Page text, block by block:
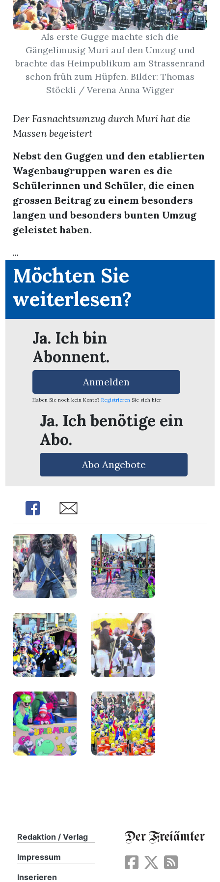
App
Als erste Gugge machte sich die
Gängelimusig Muri auf den Umzug und
brachte das Heimpublikum am Strassenrand
schon früh zum Hüpfen. Bilder: Thomas
Stöckli / Verena Anna Wigger
Der Fasnachtsumzug durch Muri hat die
Massen begeistert
Nebst den Guggen und den etablierten
Wagenbaugruppen waren es die
Schülerinnen und Schüler, die einen
grossen Beitrag zu einem besonders
langen und besonders bunten Umzug
geleistet haben.
...
Möchten Sie
weiterlesen?
Ja. Ich bin
Abonnent.
Anmelden
Haben Sie noch kein Konto? Registrieren Sie sich hier
Ja. Ich benötige ein
Abo.
Abo Angebote
Share Share
Redaktion / Verlag
Impressum
Inserieren